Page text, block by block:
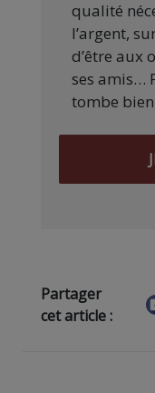
qualité
l’argent,
d’être aux
ses amis…
tombe
Partager
cet article :